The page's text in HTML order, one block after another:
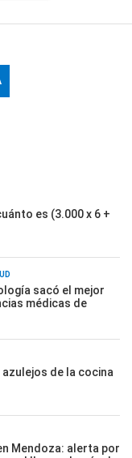
es (3.000 x 6 +
sacó el mejor
médicas de
de la cocina
Mendoza: alerta por